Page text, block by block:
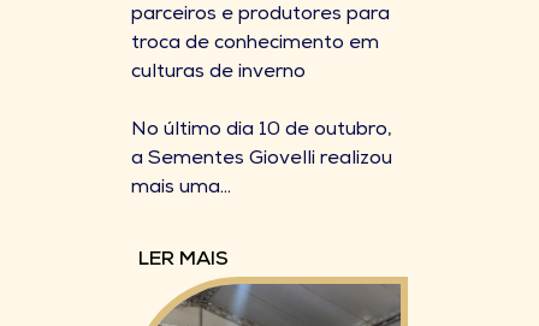
parceiros e produtores para
troca de conhecimento em
culturas de inverno
No último dia 10 de outubro,
a Sementes Giovelli realizou
mais uma...
LER MAIS